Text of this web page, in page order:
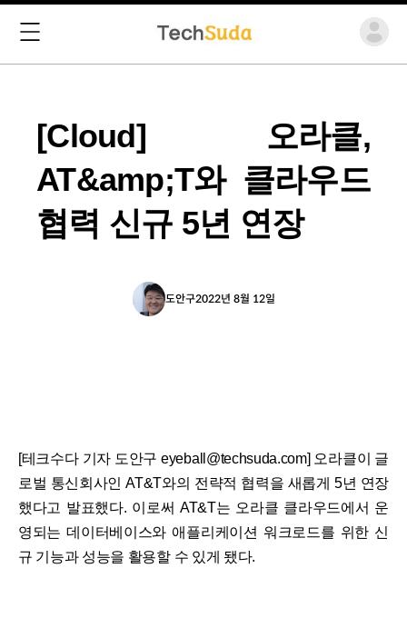
[Cloud] 오라클,
AT&amp;T와 클라우드
협력 신규 5년 연장
도안구2022년 8월 12일
[테크수다 기자 도안구 eyeball@techsuda.com] 오라클이 글
로벌 통신회사인 AT&T와의 전략적 협력을 새롭게 5년 연장
했다고 발표했다. 이로써 AT&T는 오라클 클라우드에서 운
영되는 데이터베이스와 애플리케이션 워크로드를 위한 신
규 기능과 성능을 활용할 수 있게 됐다.